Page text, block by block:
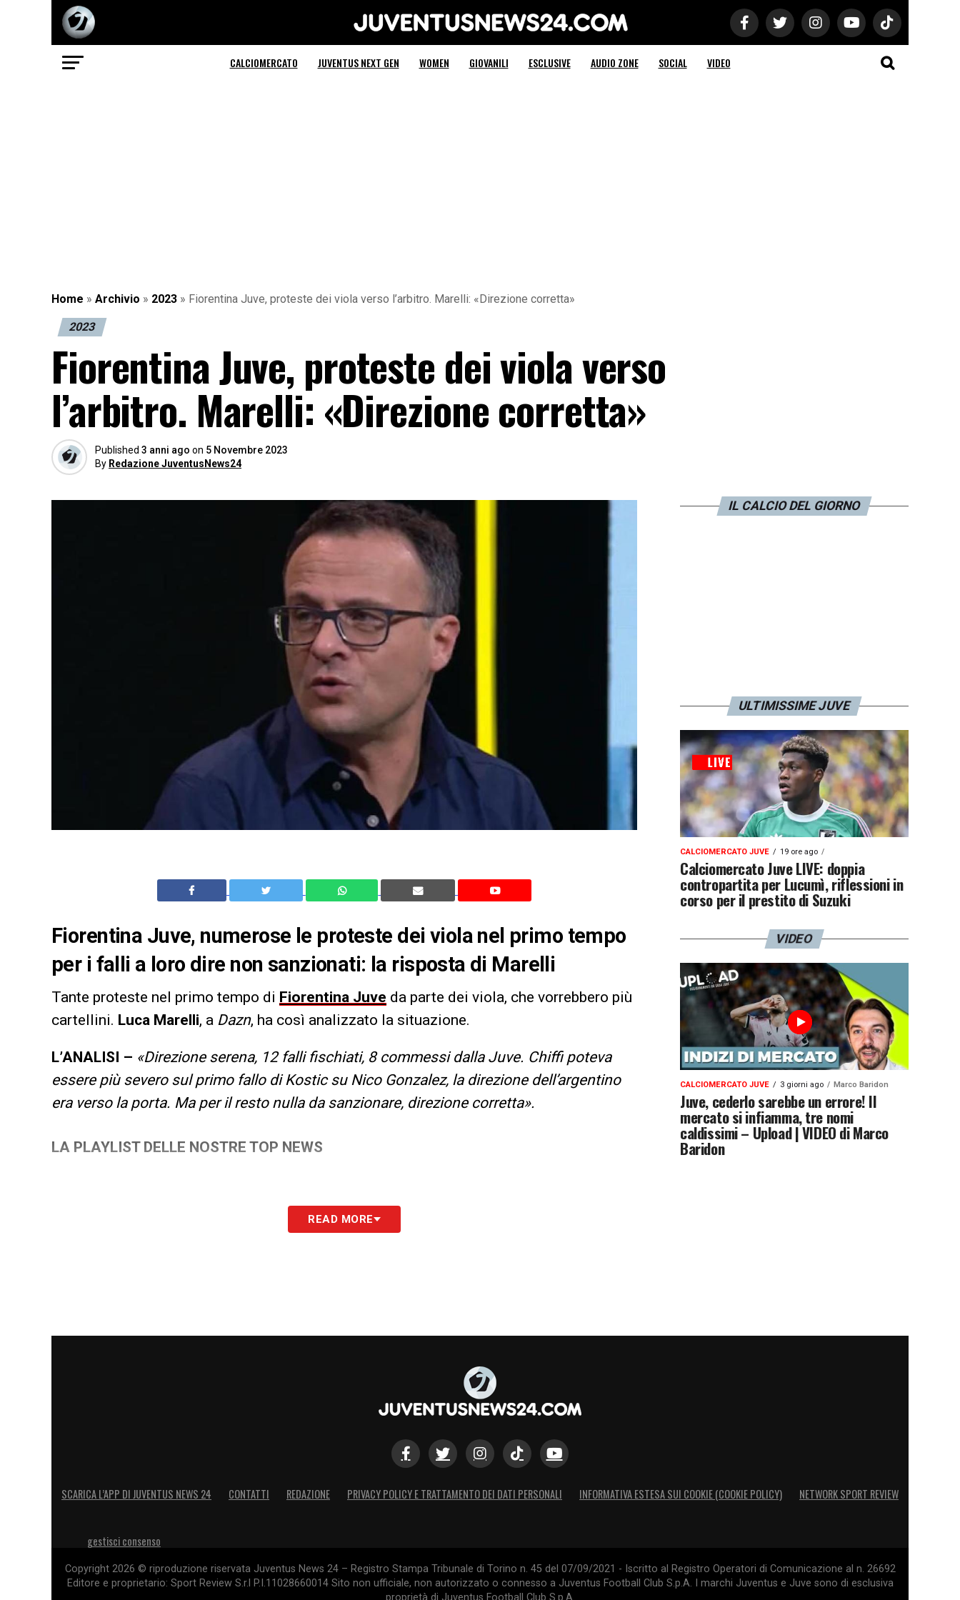
Juventus News 24
CALCIOMERCATO JUVENTUS NEXT GEN WOMEN GIOVANILI ESCLUSIVE AUDIO ZONE SOCIAL VIDEO
Home » Archivio » 2023 » Fiorentina Juve, proteste dei viola verso l’arbitro. Marelli: «Direzione corretta»
2023
Fiorentina Juve, proteste dei viola verso
l’arbitro. Marelli: «Direzione corretta»
Published 3 anni ago on 5 Novembre 2023
By Redazione JuventusNews24
Fiorentina Juve, numerose le proteste dei viola nel primo tempo
per i falli a loro dire non sanzionati: la risposta di Marelli
Tante proteste nel primo tempo di Fiorentina Juve da parte dei viola, che vorrebbero più
cartellini. Luca Marelli, a Dazn, ha così analizzato la situazione.
L’ANALISI – «Direzione serena, 12 falli fischiati, 8 commessi dalla Juve. Chiffi poteva
essere più severo sul primo fallo di Kostic su Nico Gonzalez, la direzione dell’argentino
era verso la porta. Ma per il resto nulla da sanzionare, direzione corretta».
LA PLAYLIST DELLE NOSTRE TOP NEWS
READ MORE
IL CALCIO DEL GIORNO
ULTIMISSIME JUVE
CALCIOMERCATO JUVE 19 ore ago
Calciomercato Juve LIVE: doppia
contropartita per Lucumì, riflessioni in
corso per il prestito di Suzuki
VIDEO
CALCIOMERCATO JUVE 3 giorni ago Marco Baridon
Juve, cederlo sarebbe un errore! Il
mercato si infiamma, tre nomi
caldissimi – Upload | VIDEO di Marco
Baridon
SCARICA L’APP DI JUVENTUS NEWS 24 CONTATTI REDAZIONE PRIVACY POLICY E TRATTAMENTO DEI DATI PERSONALI INFORMATIVA ESTESA SUI COOKIE (COOKIE POLICY) NETWORK SPORT REVIEW
gestisci consenso
Copyright 2026 © riproduzione riservata Juventus News 24 – Registro Stampa Tribunale di Torino n. 45 del 07/09/2021 - Iscritto al Registro Operatori di Comunicazione al n. 26692
Editore e proprietario: Sport Review S.r.l P.I.11028660014 Sito non ufficiale, non autorizzato o connesso a Juventus Football Club S.p.A. I marchi Juventus e Juve sono di esclusiva
proprietà di Juventus Football Club S.p.A.